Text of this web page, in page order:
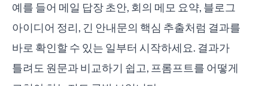
예를 들어 메일 답장 초안, 회의 메모 요약, 블로그
아이디어 정리, 긴 안내문의 핵심 추출처럼 결과를
바로 확인할 수 있는 일부터 시작하세요. 결과가
틀려도 원문과 비교하기 쉽고, 프롬프트를 어떻게